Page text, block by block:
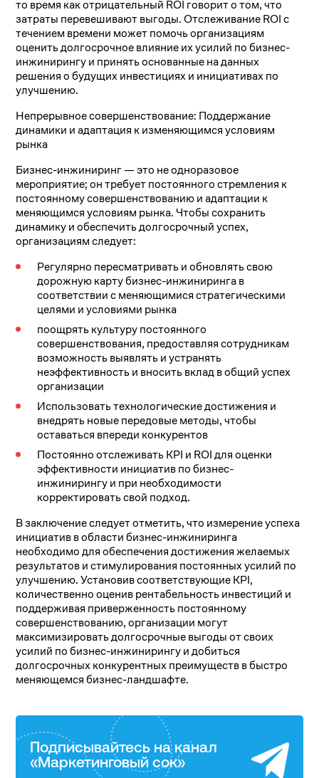
то время как отрицательный ROI говорит о том, что
затраты перевешивают выгоды. Отслеживание ROI с
течением времени может помочь организациям
оценить долгосрочное влияние их усилий по бизнес-
инжинирингу и принять основанные на данных
решения о будущих инвестициях и инициативах по
улучшению.
Непрерывное совершенствование: Поддержание
динамики и адаптация к изменяющимся условиям
рынка
Бизнес-инжиниринг — это не одноразовое
мероприятие; он требует постоянного стремления к
постоянному совершенствованию и адаптации к
меняющимся условиям рынка. Чтобы сохранить
динамику и обеспечить долгосрочный успех,
организациям следует:
Регулярно пересматривать и обновлять свою
дорожную карту бизнес-инжиниринга в
соответствии с меняющимися стратегическими
целями и условиями рынка
поощрять культуру постоянного
совершенствования, предоставляя сотрудникам
возможность выявлять и устранять
неэффективность и вносить вклад в общий успех
организации
Использовать технологические достижения и
внедрять новые передовые методы, чтобы
оставаться впереди конкурентов
Постоянно отслеживать KPI и ROI для оценки
эффективности инициатив по бизнес-
инжинирингу и при необходимости
корректировать свой подход.
В заключение следует отметить, что измерение успеха
инициатив в области бизнес-инжиниринга
необходимо для обеспечения достижения желаемых
результатов и стимулирования постоянных усилий по
улучшению. Установив соответствующие KPI,
количественно оценив рентабельность инвестиций и
поддерживая приверженность постоянному
совершенствованию, организации могут
максимизировать долгосрочные выгоды от своих
усилий по бизнес-инжинирингу и добиться
долгосрочных конкурентных преимуществ в быстро
меняющемся бизнес-ландшафте.
Подписывайтесь на канал
«Маркетинговый сок»